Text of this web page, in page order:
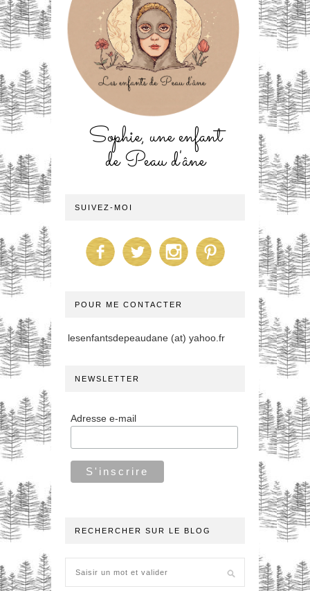
Sophie, une enfant
de Peau d'âne
SUIVEZ-MOI
POUR ME CONTACTER
lesenfantsdepeaudane (at) yahoo.fr
NEWSLETTER
Adresse e-mail
RECHERCHER SUR LE BLOG